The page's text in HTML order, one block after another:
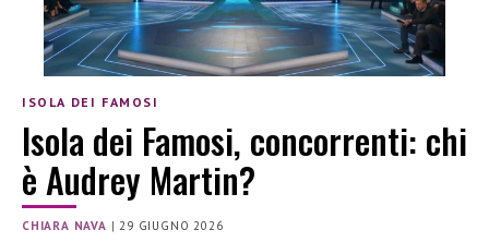
ISOLA DEI FAMOSI
Isola dei Famosi, concorrenti: chi
è Audrey Martin?
CHIARA NAVA |29 GIUGNO 2026